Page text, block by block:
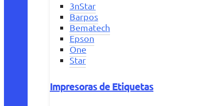
3nStar
Barpos
Bematech
Epson
One
Star
Impresoras de Etiquetas